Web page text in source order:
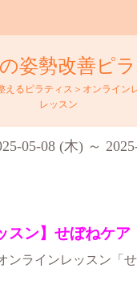
姿勢改善ピ
えるピラティス＞オンライン
レッスン
05-08 (木) ～
スン】せぼねケア
ンラインレッスン「